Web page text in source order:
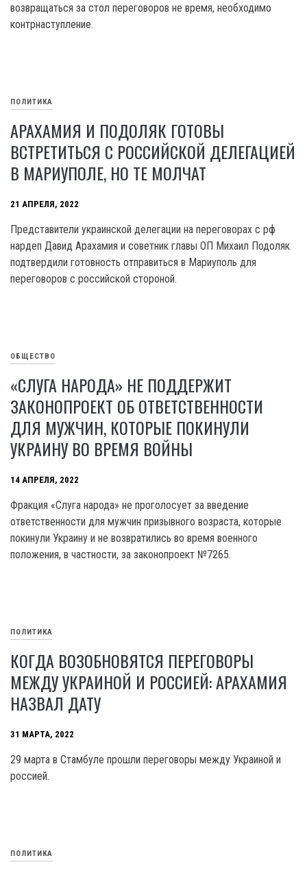
возвращаться за стол переговоров не время, необходимо
контрнаступление.
ПОЛИТИКА
АРАХАМИЯ И ПОДОЛЯК ГОТОВЫ
ВСТРЕТИТЬСЯ С РОССИЙСКОЙ ДЕЛЕГАЦИЕЙ
В МАРИУПОЛЕ, НО ТЕ МОЛЧАТ
21 АПРЕЛЯ, 2022
Представители украинской делегации на переговорах с рф
нардеп Давид Арахамия и советник главы ОП Михаил Подоляк
подтвердили готовность отправиться в Мариуполь для
переговоров с российской стороной.
ОБЩЕСТВО
«СЛУГА НАРОДА» НЕ ПОДДЕРЖИТ
ЗАКОНОПРОЕКТ ОБ ОТВЕТСТВЕННОСТИ
ДЛЯ МУЖЧИН, КОТОРЫЕ ПОКИНУЛИ
УКРАИНУ ВО ВРЕМЯ ВОЙНЫ
14 АПРЕЛЯ, 2022
Фракция «Слуга народа» не проголосует за введение
ответственности для мужчин призывного возраста, которые
покинули Украину и не возвратились во время военного
положения, в частности, за законопроект №7265.
ПОЛИТИКА
КОГДА ВОЗОБНОВЯТСЯ ПЕРЕГОВОРЫ
МЕЖДУ УКРАИНОЙ И РОССИЕЙ: АРАХАМИЯ
НАЗВАЛ ДАТУ
31 МАРТА, 2022
29 марта в Стамбуле прошли переговоры между Украиной и
россией.
ПОЛИТИКА